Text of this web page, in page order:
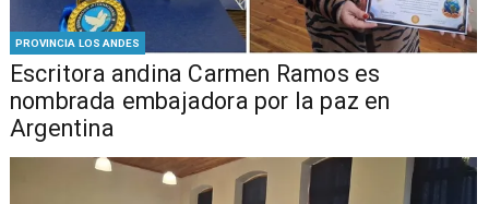
PROVINCIA LOS ANDES
Escritora andina Carmen Ramos es
nombrada embajadora por la paz en
Argentina